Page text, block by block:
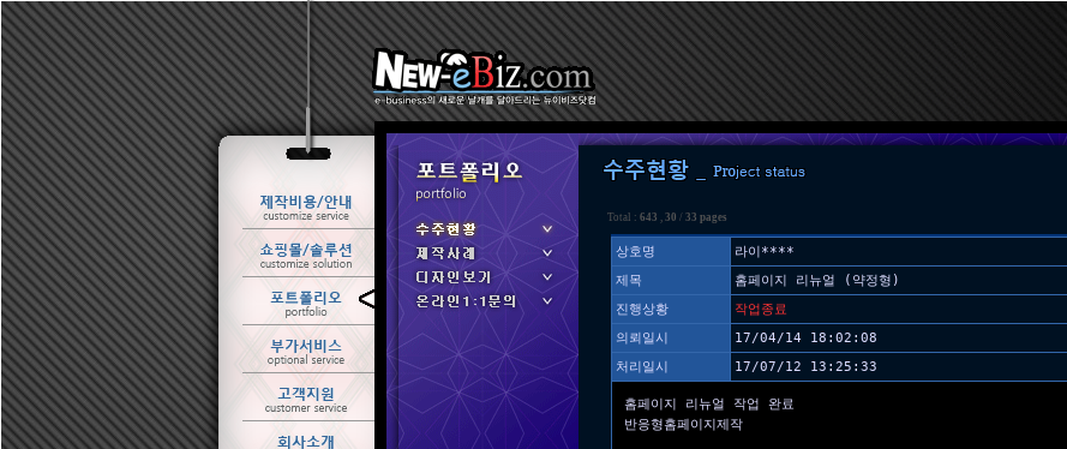
Total : 643 , 30 / 33 pages
상호명
라이****
제목
홈페이지 리뉴얼 (약정형)
진행상황
작업종료
의뢰일시
17/04/14 18:02:08
처리일시
17/07/12 13:25:33
홈페이지 리뉴얼 작업 완료
반응형홈페이지제작
ㆍ 수주현황
ㆍ 제작사례